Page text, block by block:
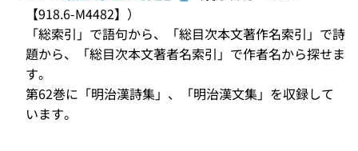
【918.6-M4482】）
「総索引」で語句から、「総目次本文著作名索引」で詩
題から、「総目次本文著者名索引」で作者名から探せま
す。
第62巻に「明治漢詩集」、「明治漢文集」を収録して
います。